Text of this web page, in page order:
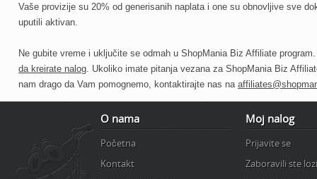
Vaše provizije su 20% od generisanih naplata i one su obnovljive sve
uputili aktivan.
Ne gubite vreme i uključite se odmah u ShopMania Biz Affiliate program
da kreirate nalog . Ukoliko imate pitanja vezana za ShopMania Biz
nam drago da Vam pomognemo, kontaktirajte nas na
O nama
Početna
Kontakt
Moj nalog
Prijavite se
Zaboravili ste